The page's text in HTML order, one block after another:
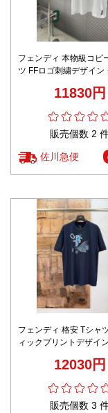
フェンディ 本物級コピ
ツ FFロゴ刺繍デザイン
11830円
販売個数 2
佐川急便
フェンディ 格安 Tシャ
ィックプリントデザイ
12030円
販売個数 3